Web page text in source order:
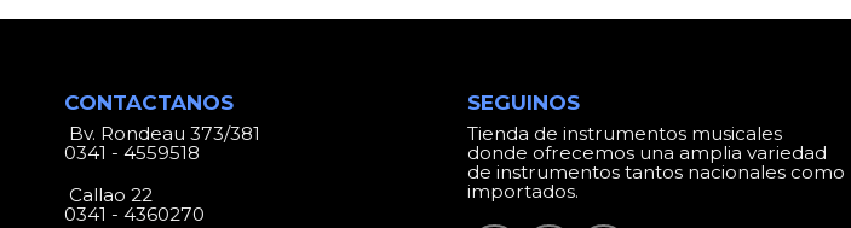
CONTACTANOS
Bv. Rondeau 373/381
0341 - 4559518
Callao 22
0341 - 4360270
SEGUINOS
Tienda de instrumentos musicales
donde ofrecemos una amplia variedad
de instrumentos tantos nacionales como
importados.